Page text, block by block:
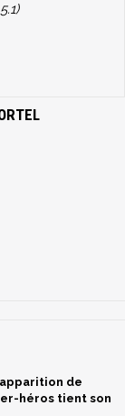
de
héros tient son